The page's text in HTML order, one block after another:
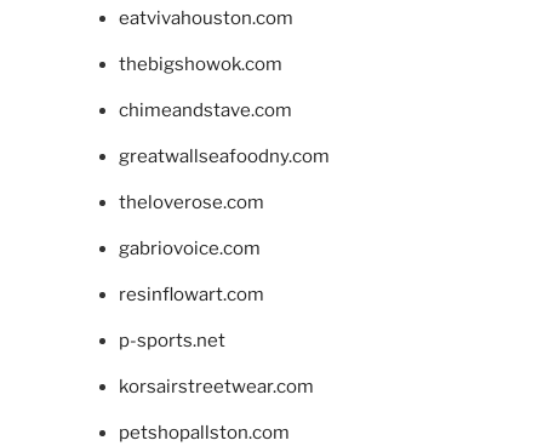
eatvivahouston.com
thebigshowok.com
chimeandstave.com
greatwallseafoodny.com
theloverose.com
gabriovoice.com
resinflowart.com
p-sports.net
korsairstreetwear.com
petshopallston.com